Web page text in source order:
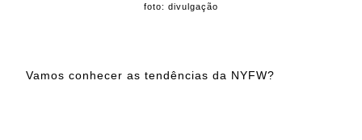
foto: divulgação
Vamos conhecer as tendências da NYFW?